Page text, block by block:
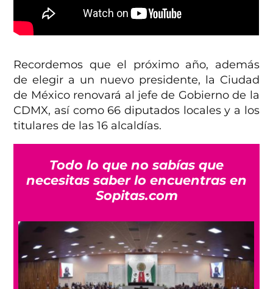
Recordemos que el próximo año, además
de elegir a un nuevo presidente, la Ciudad
de México renovará al jefe de Gobierno de la
CDMX, así como 66 diputados locales y a los
titulares de las 16 alcaldías.
Todo lo que no sabías que
necesitas saber lo encuentras en
Sopitas.com